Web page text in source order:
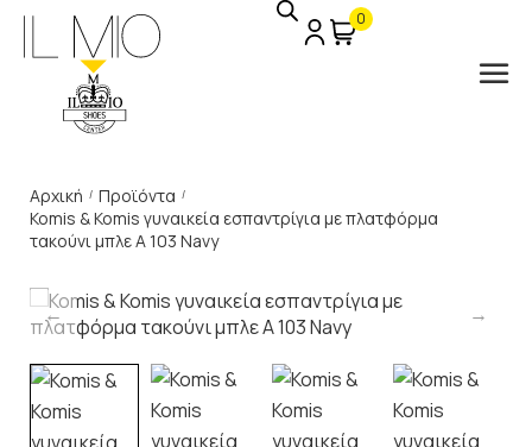
0
Αρχική / Προϊόντα /
Komis & Komis γυναικεία εσπαντρίγια με πλατφόρμα
τακούνι μπλε A 103 Navy